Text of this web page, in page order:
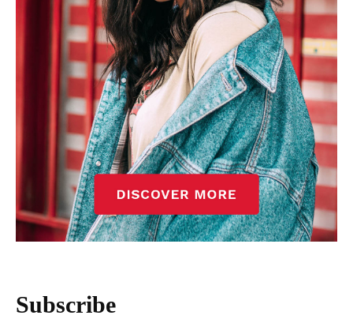
Subscribe